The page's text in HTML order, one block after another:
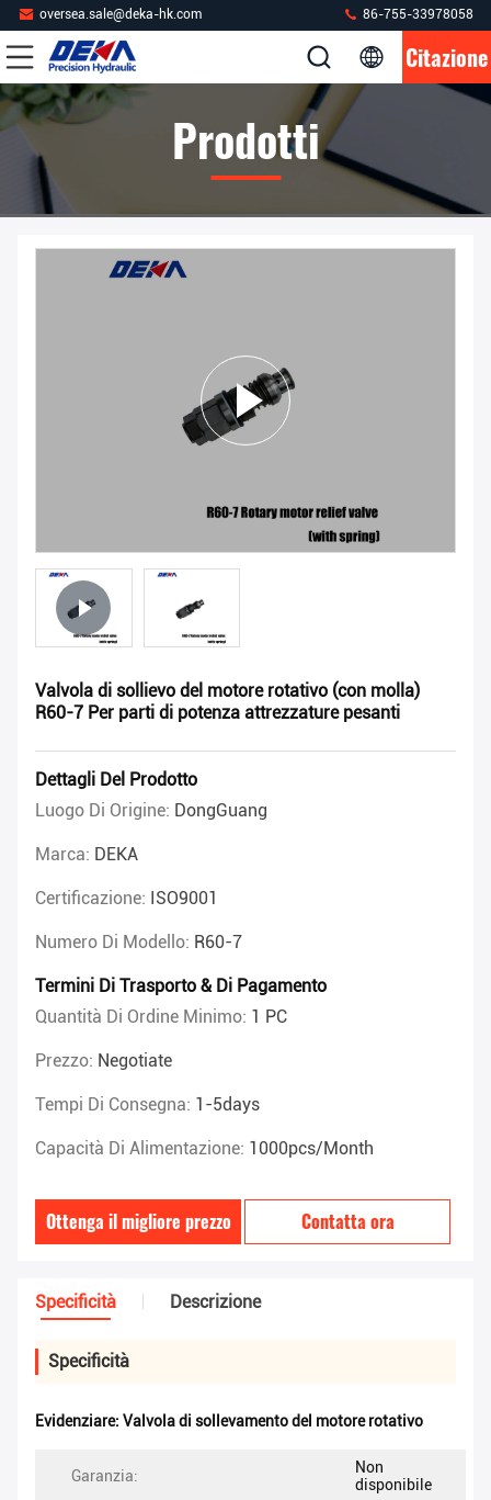
oversea.sale@deka-hk.com 86-755-33978058
Citazione
Prodotti
Valvola di sollievo del motore rotativo (con molla)
R60-7 Per parti di potenza attrezzature pesanti
Dettagli Del Prodotto
Luogo Di Origine: DongGuang
Marca: DEKA
Certificazione: ISO9001
Numero Di Modello: R60-7
Termini Di Trasporto & Di Pagamento
Quantità Di Ordine Minimo: 1 PC
Prezzo: Negotiate
Tempi Di Consegna: 1-5days
Capacità Di Alimentazione: 1000pcs/month
Ottenga il migliore prezzo Contatta ora
Specificità Descrizione
Specificità
Evidenziare: Valvola di sollevamento del motore rotativo
Garanzia:
Non
disponibile